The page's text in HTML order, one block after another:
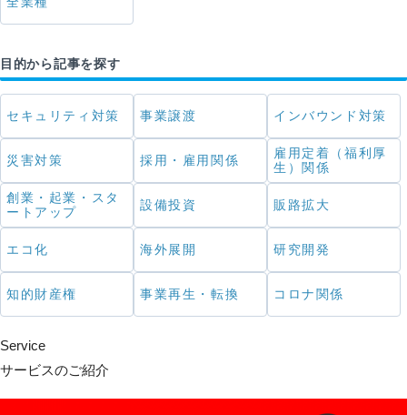
目的から記事を探す
セキュリティ対策 事業譲渡 インバウンド対策
災害対策 採用・雇用関係
雇用定着（福利厚
生）関係
創業・起業・スタ
ートアップ
設備投資 販路拡大
エコ化 海外展開 研究開発
知的財産権 事業再生・転換 コロナ関係
Service
サービスのご紹介